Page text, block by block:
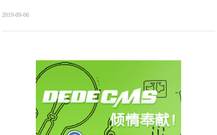
2019-09-06